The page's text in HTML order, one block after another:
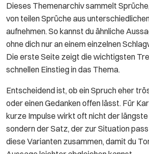
Dieses Themenarchiv sammelt
von teilen Sprüche aus
aufnehmen. So kannst du ähnliche
ohne dich nur an einem einzelnen
Die erste Seite zeigt die wichtigsten
schnellen Einstieg in das Thema.
Entscheidend ist, ob ein Spruch eher
oder einen Gedanken offen lässt. Für
kurze Impulse wirkt oft nicht der
sondern der Satz, der zur Situation
diese Varianten zusammen, damit du